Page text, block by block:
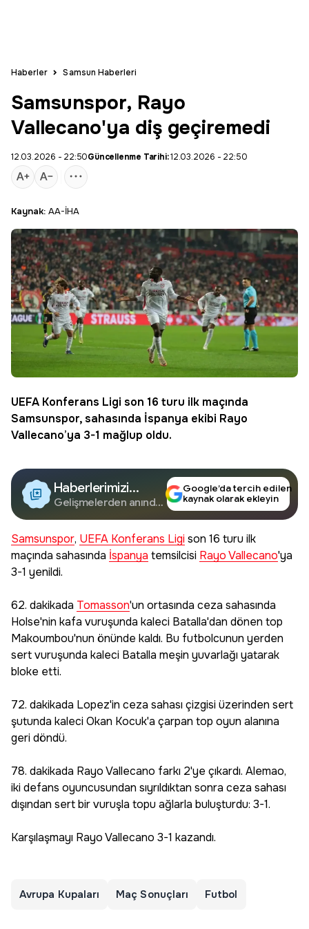
Haberler Samsun Haberleri
Samsunspor, Rayo
Vallecano'ya diş geçiremedi
12.03.2026 - 22:50Güncellenme Tarihi:12.03.2026 - 22:50
Kaynak: AA-İHA
UEFA Konferans Ligi son 16 turu ilk maçında
Samsunspor, sahasında İspanya ekibi Rayo
Vallecano’ya 3-1 mağlup oldu.
Haberlerimizi
Google'da Takip
Edin
Gelişmelerden anında
Google’da tercih edilen
kaynak olarak ekleyin
Samsunspor, UEFA Konferans Ligison 16 turu ilk
maçında sahasında İspanya temsilcisi Rayo Vallecano'ya
3-1 yenildi.
62. dakikada Tomasson'un ortasında ceza sahasında
Holse'nin kafa vuruşunda kaleci Batalla'dan dönen top
Makoumbou'nun önünde kaldı. Bu futbolcunun yerden
sert vuruşunda kaleci Batalla meşin yuvarlağı yatarak
bloke etti.
72. dakikada Lopez'in ceza sahası çizgisi üzerinden sert
şutunda kaleci Okan Kocuk'a çarpan top oyun alanına
geri döndü.
78. dakikada Rayo Vallecano farkı 2'ye çıkardı. Alemao,
iki defans oyuncusundan sıyrıldıktan sonra ceza sahası
dışından sert bir vuruşla topu ağlarla buluşturdu: 3-1.
Karşılaşmayı Rayo Vallecano 3-1 kazandı.
Avrupa Kupaları Maç Sonuçları Futbol